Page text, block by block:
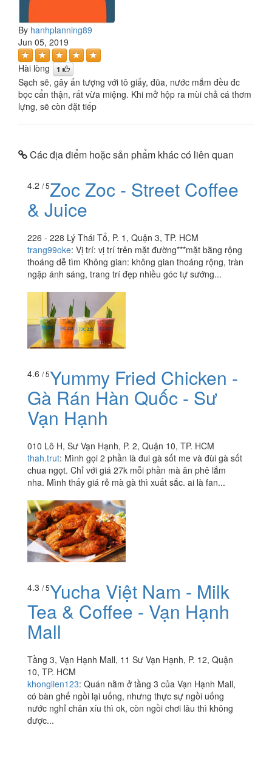
By hanhplanning89
Jun 05, 2019
Hài lòng 1
Sạch sẽ, gây ấn tượng với tô giấy, đũa, nước mắm đều đc
bọc cẩn thận, rất vừa miệng. Khi mở hộp ra mùi chả cá thơm
lựng, sẽ còn đặt tiếp
Các địa điểm hoặc sản phẩm khác có liên quan
4.2 / 5Zoc Zoc - Street Coffee
& Juice
226 - 228 Lý Thái Tổ, P. 1, Quận 3, TP. HCM
trang99oke: Vị trí: vị trí trên mặt đường***mặt bằng rộng
thoáng dễ tìm Không gian: không gian thoáng rộng, tràn
ngập ánh sáng, trang trí đẹp nhiều góc tự sướng...
4.6 / 5Yummy Fried Chicken -
Gà Rán Hàn Quốc - Sư
Vạn Hạnh
010 Lô H, Sư Vạn Hạnh, P. 2, Quận 10, TP. HCM
thah.trut: Mình gọi 2 phần là đui gà sốt me và đùi gà sốt
chua ngọt. Chỉ với giá 27k mỗi phần mà ăn phê lắm
nha. Mình thấy giá rẻ mà gà thì xuất sắc. ai là fan...
4.3 / 5Yucha Việt Nam - Milk
Tea & Coffee - Vạn Hạnh
Mall
Tầng 3, Vạn Hạnh Mall, 11 Sư Vạn Hạnh, P. 12, Quận
10, TP. HCM
khonglien123: Quán nằm ở tầng 3 của Vạn Hạnh Mall,
có bàn ghế ngồi lại uống, nhưng thực sự ngồi uống
nước nghỉ chân xíu thì ok, còn ngồi chơi lâu thì không
được...